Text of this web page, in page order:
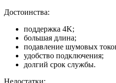
Достоинства:
поддержка 4K;
большая длина;
подавление шумовых
удобство подключения;
долгий срок службы.
Недостатки: